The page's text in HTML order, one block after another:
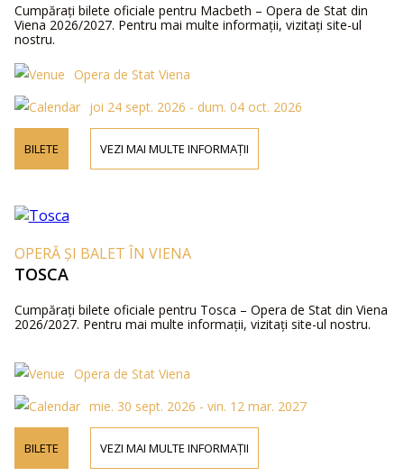
Cumpărați bilete oficiale pentru Macbeth – Opera de Stat din
Viena 2026/2027. Pentru mai multe informații, vizitați site-ul
nostru.
Opera de Stat Viena
joi 24 sept. 2026 - dum. 04 oct. 2026
BILETE VEZI MAI MULTE INFORMAȚII
OPERĂ ȘI BALET ÎN VIENA
TOSCA
Cumpărați bilete oficiale pentru Tosca – Opera de Stat din Viena
2026/2027. Pentru mai multe informații, vizitați site-ul nostru.
Opera de Stat Viena
mie. 30 sept. 2026 - vin. 12 mar. 2027
BILETE VEZI MAI MULTE INFORMAȚII